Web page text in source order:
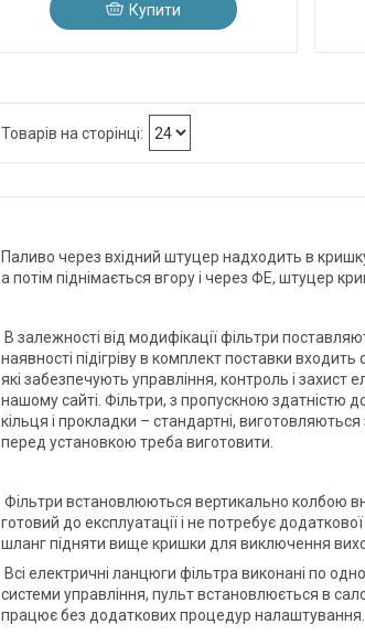
Купити
Паливо через вхідний штуцер надходить в
а потім піднімається вгору і через ФЕ, штуцер
В залежності від модифікації фільтри
наявності підігріву в комплект поставки
які забезпечують управління, контроль і
нашому сайті. Фільтри, з пропускною здатністю
кільця і прокладки – стандартні,
перед установкою треба виготовити.
Фільтри встановлюються вертикально колбою
готовий до експлуатації і не потребує
шланг підняти вище кришки для виключення
Всі електричні ланцюги фільтра виконані по
системи управління, пульт встановлюється в
працює без додаткових процедур налаштування.